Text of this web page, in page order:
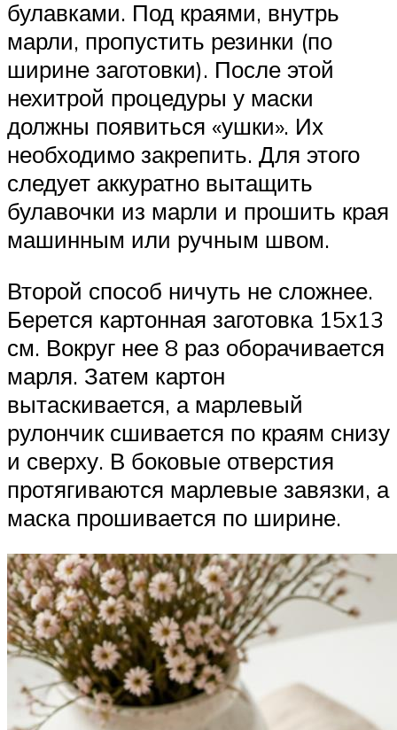
булавками. Под краями, внутрь
марли, пропустить резинки (по
ширине заготовки). После этой
нехитрой процедуры у маски
должны появиться «ушки». Их
необходимо закрепить. Для этого
следует аккуратно вытащить
булавочки из марли и прошить края
машинным или ручным швом.
Второй способ ничуть не сложнее.
Берется картонная заготовка 15х13
см. Вокруг нее 8 раз оборачивается
марля. Затем картон
вытаскивается, а марлевый
рулончик сшивается по краям снизу
и сверху. В боковые отверстия
протягиваются марлевые завязки, а
маска прошивается по ширине.